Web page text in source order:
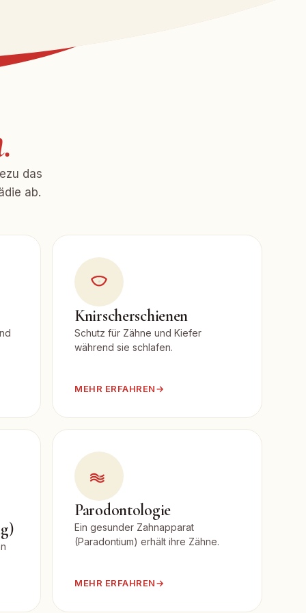
das
ab.
Knirscherschienen
Schutz für Zähne und Kiefer
während sie schlafen.
MEHR ERFAHREN→
Parodontologie
Ein gesunder Zahnapparat
(Paradontium) erhält ihre Zähne.
MEHR ERFAHREN→